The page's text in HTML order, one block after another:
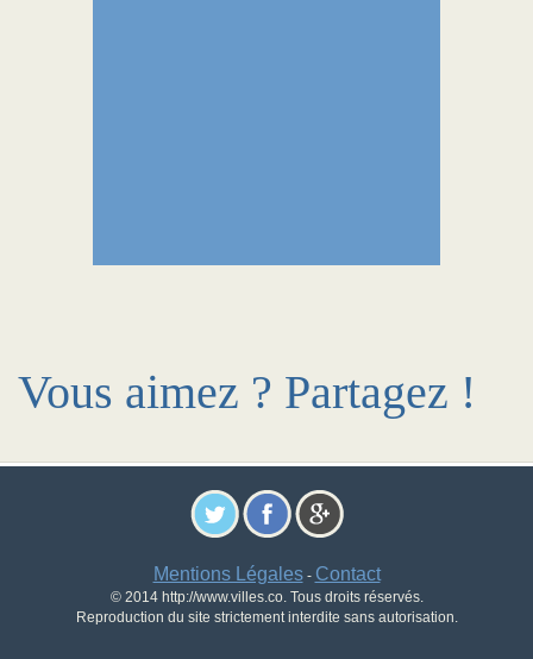
Vous aimez ? Partagez !
Mentions Légales- Contact
© 2014 http://www.villes.co. Tous droits réservés.
Reproduction du site strictement interdite sans autorisation.